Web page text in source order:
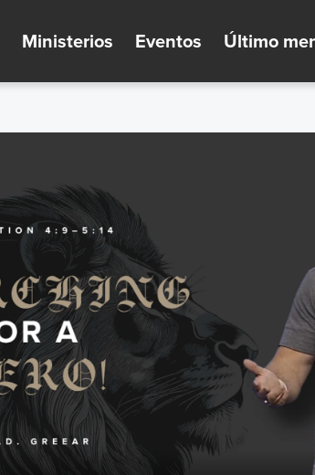
Ministerios Eventos Último